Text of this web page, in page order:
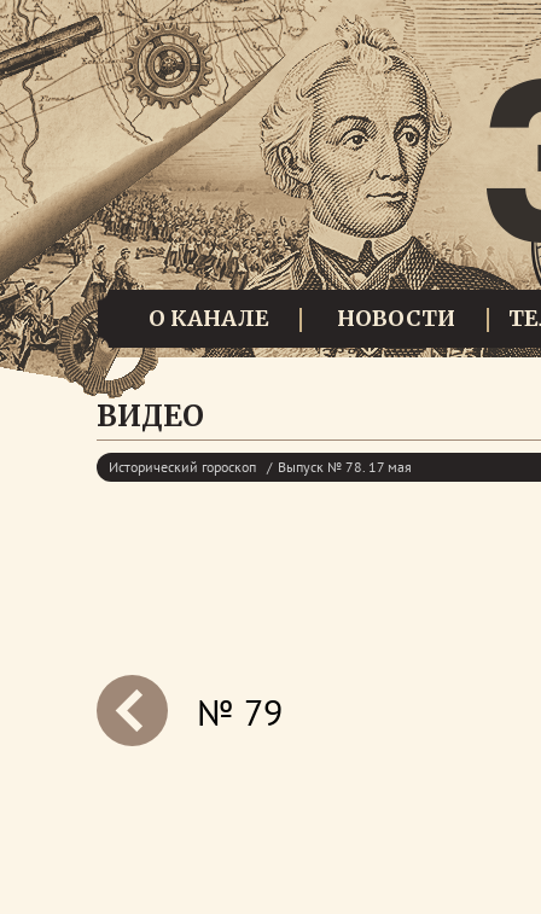
О КАНАЛЕ НОВОСТИ
ВИДЕО
Исторический гороскоп Выпуск № 78. 17 мая
№ 79